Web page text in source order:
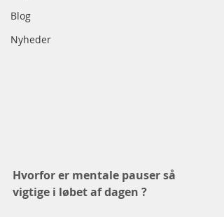
Blog
Nyheder
Hvorfor er mentale pauser så
vigtige i løbet af dagen ?